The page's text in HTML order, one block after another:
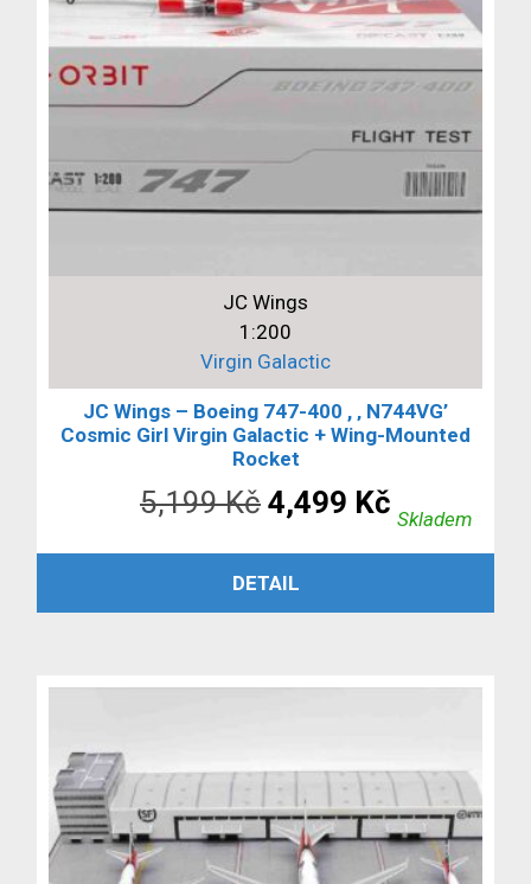
JC Wings
1:200
Virgin Galactic
JC Wings – Boeing 747-400 , ‚ N744VG’
Cosmic Girl Virgin Galactic + Wing-Mounted
Rocket
5,199Kč Původní
cena
byla:
4,499 Kč
cena
Skladem
PŘIDAT DO KOŠÍKU
DETAIL